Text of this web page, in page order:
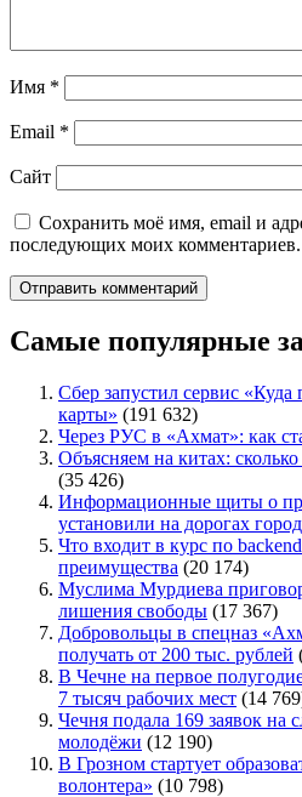
Имя *
Email *
Сайт
Сохранить моё имя, email и
последующих моих комментариев.
Самые популярные
Сбер запустил сервис
карты» (191 632)
Через РУС в «Ахмат»: как
Объясняем на китах:
(35 426)
Информационные щиты о
установили на дорогах
Что входит в курс по
преимущества (20 174)
Муслима Мурдиева
лишения свободы (17 367)
Добровольцы в спецназ
получать от 200 тыс. рублей
В Чечне на первое
7 тысяч рабочих мест (14
Чечня подала 169 заявок на
молодёжи (12 190)
В Грозном стартует
волонтера» (10 798)